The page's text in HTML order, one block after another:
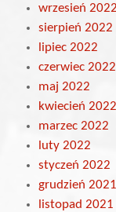
wrzesień 2022
sierpień 2022
lipiec 2022
czerwiec 2022
maj 2022
kwiecień 2022
marzec 2022
luty 2022
styczeń 2022
grudzień 2021
listopad 2021